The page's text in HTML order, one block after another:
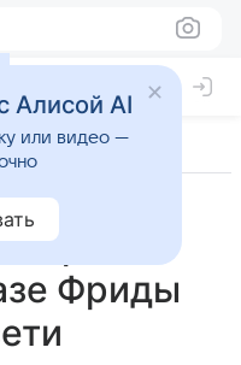
Фриды
Алисой AI
или видео —